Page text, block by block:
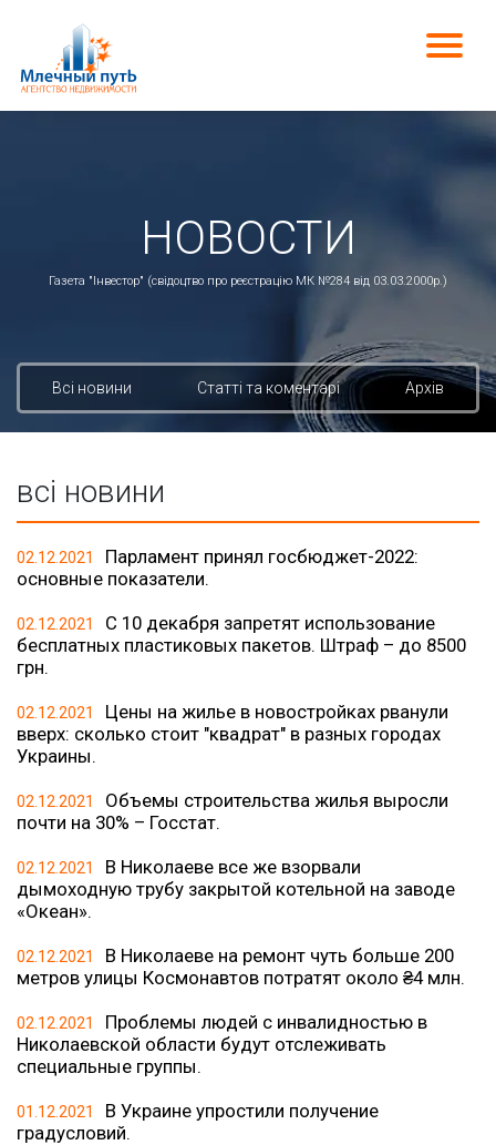
НОВОСТИ
Газета "Інвестор" (свідоцтво про реєстрацію МК №284 від 03.03.2000р.)
Всі новини Статті та коментарі Архів
всі новини
02.12.2021
Парламент принял госбюджет-2022:
основные показатели.
02.12.2021
С 10 декабря запретят использование
бесплатных пластиковых пакетов. Штраф – до 8500
грн.
02.12.2021
Цены на жилье в новостройках рванули
вверх: сколько стоит "квадрат" в разных городах
Украины.
02.12.2021
Объемы строительства жилья выросли
почти на 30% – Госстат.
02.12.2021
В Николаеве все же взорвали
дымоходную трубу закрытой котельной на заводе
«Океан».
02.12.2021
В Николаеве на ремонт чуть больше 200
метров улицы Космонавтов потратят около ₴4 млн.
02.12.2021
Проблемы людей с инвалидностью в
Николаевской области будут отслеживать
специальные группы.
01.12.2021
В Украине упростили получение
градусловий.